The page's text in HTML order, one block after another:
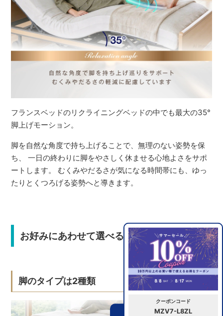
クーポンコード
MZV7-L8ZL
フランスベッドのリクライニングベッドの中でも最大の35°
脚上げモーション。
脚を自然な角度で持ち上げることで、無理のない姿勢を保
ち、 一日の終わりに脚をやさしく休ませる心地よさをサポ
ートします。 むくみやだるさが気になる時間帯にも、ゆっ
たりとくつろげる姿勢へと導きます。
お好みにあわせて選べるバリエーション
脚のタイプは2種類